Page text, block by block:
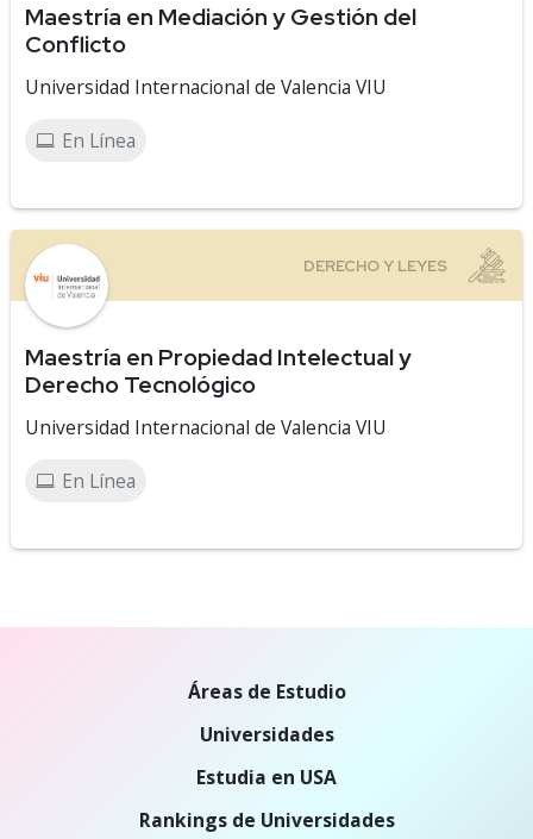
Maestría en Mediación y Gestión del
Conflicto
Universidad Internacional de Valencia VIU
En Línea
Maestría en Propiedad Intelectual y
Derecho Tecnológico
Universidad Internacional de Valencia VIU
En Línea
Áreas de Estudio
Universidades
Estudia en USA
Rankings de Universidades